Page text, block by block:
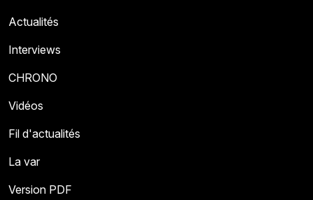
Actualités
Interviews
CHRONO
Vidéos
Fil d'actualités
La var
Version PDF